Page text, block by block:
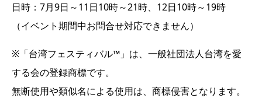
日時：7月9日～11日10時～21時、12日10時～19時
（イベント期間中お問合せ対応できません）
※「台湾フェスティバル™」は、一般社団法人台湾を愛
する会の登録商標です。
無断使用や類似名による使用は、商標侵害となります。